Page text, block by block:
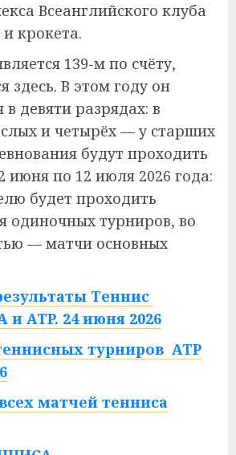
Всеанглийского клуба
крокета.
139-м по счёту,
здесь. В этом году он
девяти разрядах: в
и четырёх — у старших
будут проходить
июня по 12 июля 2026 года:
будет проходить
одиночных турниров, во
— матчи основных
Теннис
и ATP. 24 июня 2026
турниров ATP
матчей тенниса